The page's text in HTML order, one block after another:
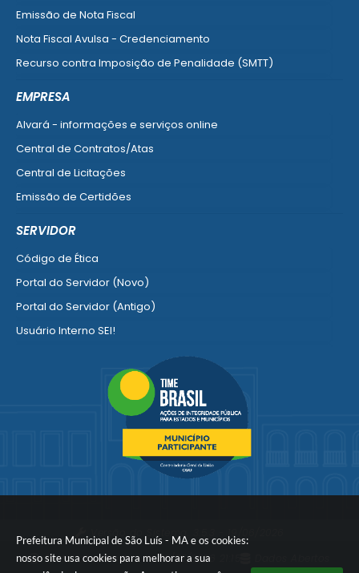
Prefeitura Municipal de São Luís - MA e os cookies:
nosso site usa cookies para melhorar a sua
Emissão de Nota Fiscal
Nota Fiscal Avulsa - Credenciamento
Recurso contra Imposição de Penalidade (SMTT)
EMPRESA
Alvará - informações e serviços online
Central de Contratos/Atas
Central de Licitações
Emissão de Certidões
SERVIDOR
Código de Ética
Portal do Servidor (Novo)
Portal do Servidor (Antigo)
Usuário Interno SEI!
Portal do Segurado
Manual de Gestão Patrimonial
Ver mais serviços para o Servidor
Portal atualizado em:05/08/2026 21:15